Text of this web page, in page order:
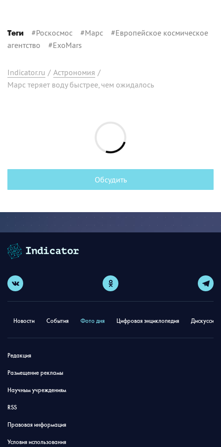
Теги #Роскосмос #Марс #Европейское космическое
агентство #ExoMars
Indicator.ru / Астрономия /
Марс теряет воду быстрее, чем ожидалось
Обсудить
Новости События Фото дня Цифровая энциклопедия
Редакция
Размещение рекламы
Научным учреждениям
RSS
Правовая информация
Условия использования